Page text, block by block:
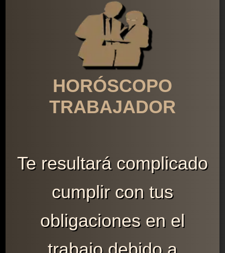
HORÓSCOPO
TRABAJADOR
Te resultará complicado
cumplir con tus
obligaciones en el